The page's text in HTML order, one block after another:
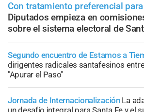
Con tratamiento preferencial
Diputados empieza en
sobre el sistema electoral de
Segundo encuentro de Estamos a
dirigentes radicales santafesinos
"Apurar el Paso"
Jornada de Internacionalización La